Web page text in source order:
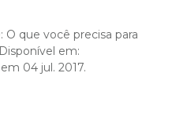
O que você precisa para
em:
04 jul. 2017.